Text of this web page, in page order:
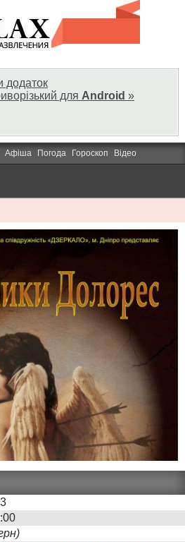
додаток
для Android »
Афіша Погода Гороскоп Відео